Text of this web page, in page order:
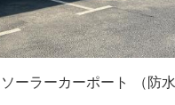
ソーラーカーポート （防水